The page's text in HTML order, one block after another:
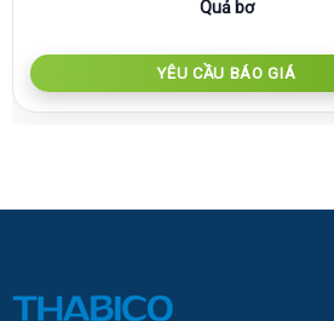
Quả bơ
YÊU CẦU BÁO GIÁ